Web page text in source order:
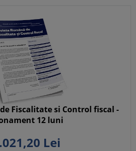
Fiscalitate si Control fiscal -
12 luni
20 Lei